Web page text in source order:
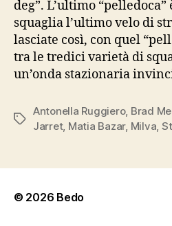
deg”. L’ultimo
squaglia l’ultimo velo di
lasciate così, con quel
tra le tredici varietà di
un’onda stazionaria
Tag
Antonella Ruggiero, Brad
Jarret, Matia Bazar, Milva
© 2026 Bedo